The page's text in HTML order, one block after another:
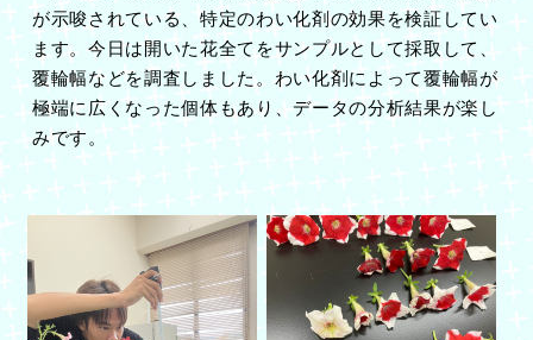
が示唆されている、特定のわい化剤の効果を検証してい
ます。今日は開いた花全てをサンプルとして採取して、
覆輪幅などを調査しました。わい化剤によって覆輪幅が
極端に広くなった個体もあり、データの分析結果が楽し
みです。